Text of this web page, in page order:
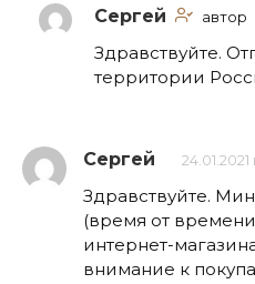
Сергей автор
Здравствуйте.
территории
Сергей 24.01.2021
Здравствуйте.
(время от
интернет-
внимание к